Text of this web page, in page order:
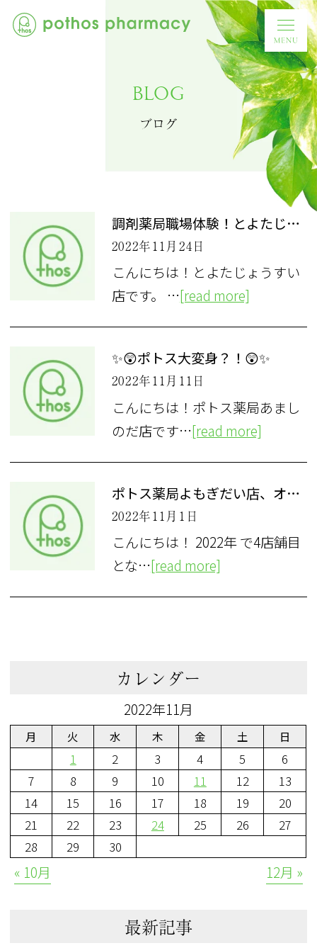
BLOG
ブログ
調剤薬局職場体験！とよたじょうすい店
2022年11月24日
こんにちは！とよたじょうすい
店です。 …[read more]
✨😲ポトス大変身？！😲✨
2022年11月11日
こんにちは！ポトス薬局あまし
のだ店です…[read more]
ポトス薬局よもぎだい店、オープン！
2022年11月1日
こんにちは！ 2022年 で4店舗目
とな…[read more]
カレンダー
2022年11月
月 火 水 木 金 土 日
1 2 3 4 5
6
7
8 9 10 11 12
13
14
15 16 17 18 19
20
21
22 23 24 25 26
27
28
29 30
« 10月 12月 »
最新記事